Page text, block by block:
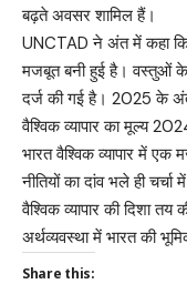
बढ़ते अवसर शामिल हैं।
UNCTAD ने अंत में कहा कि
मजबूत बनी हुई है। वस्तुओं के
दर्ज की गई है। 2025 के
वैश्विक व्यापार का मूल्य
भारत वैश्विक व्यापार में
नीतियों का दांव भले ही
वैश्विक व्यापार की दिशा
अर्थव्यवस्था में भारत की
Share this: